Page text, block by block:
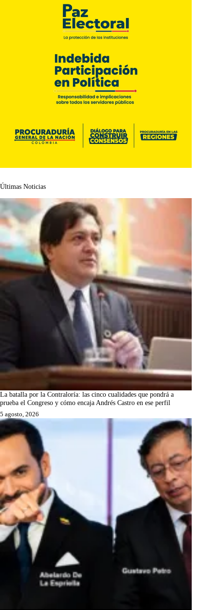
Últimas Noticias
La batalla por la Contraloría: las cinco cualidades que pondrá a
prueba el Congreso y cómo encaja Andrés Castro en ese perfil
5 agosto, 2026